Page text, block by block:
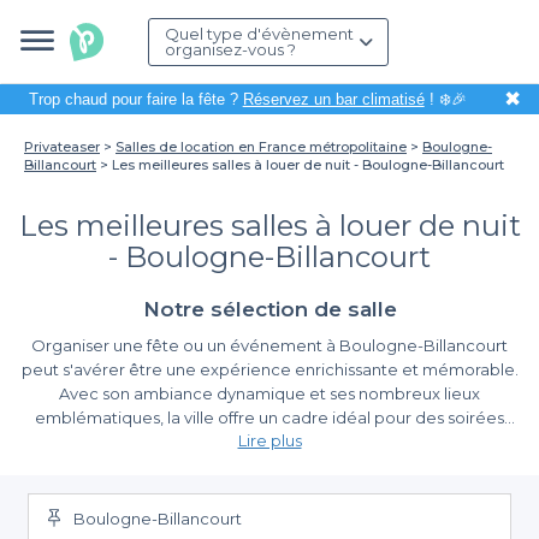
Quel type d'évènement
organisez-vous ?
Trop chaud pour faire la fête ? Réservez un bar climatisé! ❄️🎉 ✖
Privateaser Salles de location en France métropolitaine
Boulogne-
Billancourt
Les meilleures salles à louer de nuit - Boulogne-Billancourt
Les meilleures salles à louer de nuit
- Boulogne-Billancourt
Notre sélection de salle
Organiser une fête ou un événement à Boulogne-Billancourt
peut s'avérer être une expérience enrichissante et mémorable.
Avec son ambiance dynamique et ses nombreux lieux
emblématiques, la ville offre un cadre idéal pour des soirées
inoubliables. Que vous soyez à la recherche d'une salle pour
festif, nous sommes là pour vous aider à trouver le lieu parfait.
Simplifiez votre recherche avec Privateaser
Sur Privateaser, nous savons que la recherche d'une salle à louer
Lire plus
Boulogne-Billancourt